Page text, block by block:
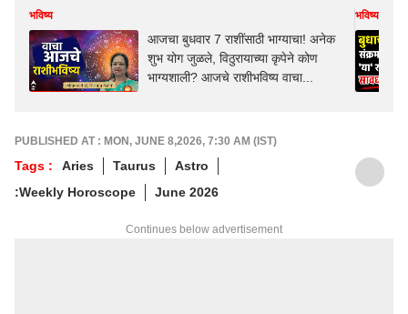
भविष्य
आजचा बुधवार 7 राशींसाठी भाग्याचा! अनेक
शुभ योग जुळले, विठुरायाच्या कृपेने कोण
भाग्यशाली? आजचे राशीभविष्य वाचा...
भविष्य
PUBLISHED AT : MON, JUNE 8,2026, 7:30 AM (IST)
Tags : Aries Taurus
Astro
:Weekly Horoscope
June 2026
Continues below advertisement